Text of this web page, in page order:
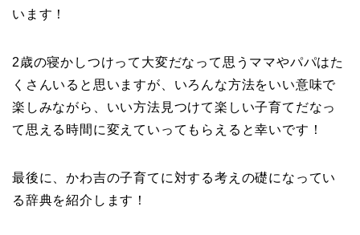
います！
2歳の寝かしつけって大変だなって思うママやパパはた
くさんいると思いますが、いろんな方法をいい意味で
楽しみながら、いい方法見つけて楽しい子育てだなっ
て思える時間に変えていってもらえると幸いです！
最後に、かわ吉の子育てに対する考えの礎になってい
る辞典を紹介します！